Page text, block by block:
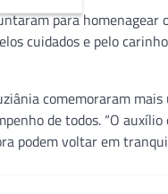
para homenagear
cuidados e pelo
comemoraram
de todos. “O
podem voltar em